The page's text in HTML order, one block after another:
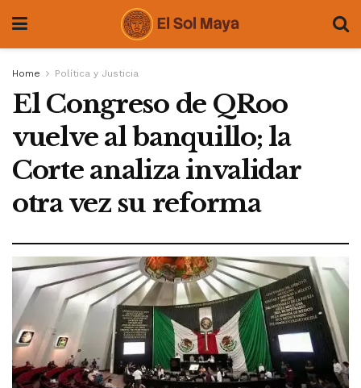
Home Política y Justicia
El Congreso de QRoo
vuelve al banquillo; la
Corte analiza invalidar
otra vez su reforma